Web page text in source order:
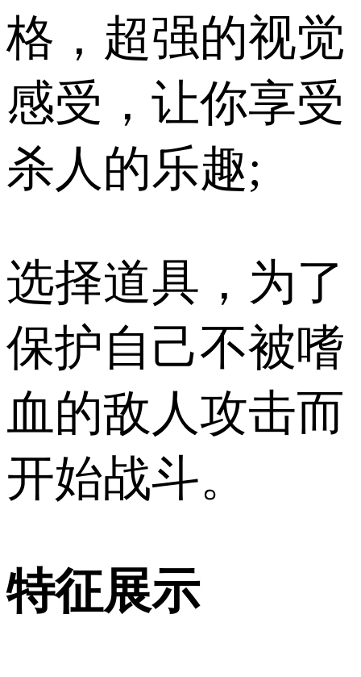
格，超强的视觉
感受，让你享受
杀人的乐趣;
选择道具，为了
保护自己不被嗜
血的敌人攻击而
开始战斗。
特征展示